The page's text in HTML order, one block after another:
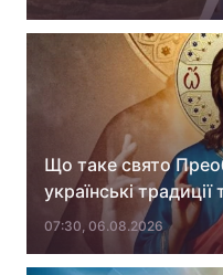
Що таке свято
українські
07:30, 06.08.2026